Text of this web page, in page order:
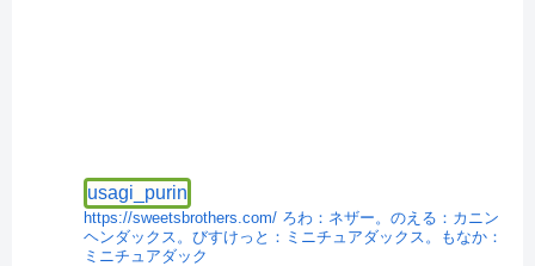
usagi_purin
https://sweetsbrothers.com/ ろわ：ネザー。のえる：カニン
ヘンダックス。びすけっと：ミニチュアダックス。もなか：
ミニチュアダック